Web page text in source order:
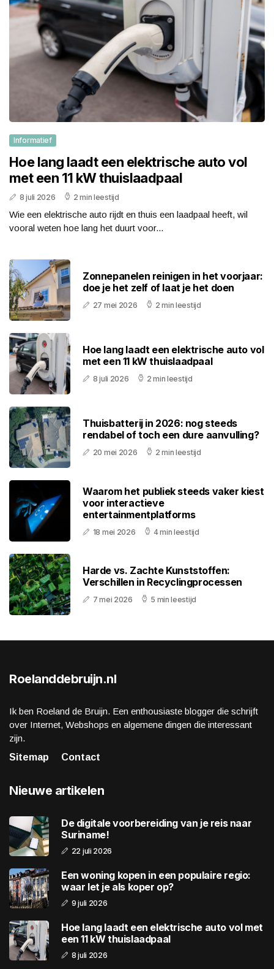
Informatief
Hoe lang laadt een elektrische auto vol
met een 11 kW thuislaadpaal
8 juli 2026 2 min leestijd
Wie een elektrische auto rijdt en thuis een laadpaal heeft, wil
vooral weten hoe lang het duurt voor...
Zonnepanelen reinigen in het voorjaar:
doe je het zelf of laat je het doen
27 mei 2026 2 min leestijd
Hoe lang laadt een elektrische auto vol
met een 11 kW thuislaadpaal
8 juli 2026 2 min leestijd
Thuisbatterij in 2026: nog steeds
rendabel of toch een dure aanvulling?
20 mei 2026 2 min leestijd
Waarom het publiek steeds vaker kiest
voor interactieve
entertainmentplatforms
18 mei 2026 4 min leestijd
Harde vs. Zachte Kunststoffen:
Verschillen in Recyclingprocessen
7 mei 2026 5 min leestijd
Roelanddebruijn.nl
Ik ben Roeland de Bruijn. Een enthousiaste blogger die schrijft
over Internet, Webshops en algemene dingen die interessant
zijn.
Sitemap
Contact
Nieuwe artikelen
De digitale voorbereiding van je reis naar
Suriname!
22 juli 2026
Een woning kopen in een populaire regio:
waar let je als koper op?
9 juli 2026
Hoe lang laadt een elektrische auto vol met
een 11 kW thuislaadpaal
8 juli 2026